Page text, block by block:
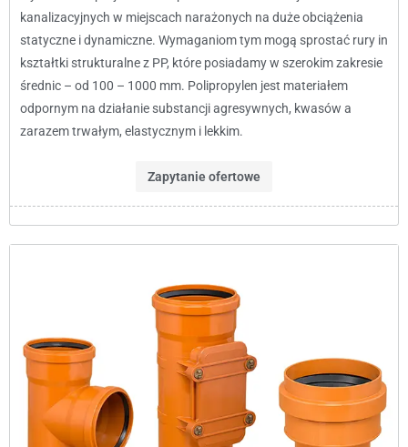
kanalizacyjnych w miejscach narażonych na duże obciążenia
statyczne i dynamiczne. Wymaganiom tym mogą sprostać rury in
kształtki strukturalne z PP, które posiadamy w szerokim zakresie
średnic – od 100 – 1000 mm. Polipropylen jest materiałem
odpornym na działanie substancji agresywnych, kwasów a
zarazem trwałym, elastycznym i lekkim.
Zapytanie ofertowe